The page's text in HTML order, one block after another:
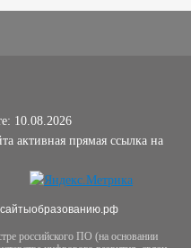
10.08.2026
активная прямая ссылка на
российского ПО (на основании